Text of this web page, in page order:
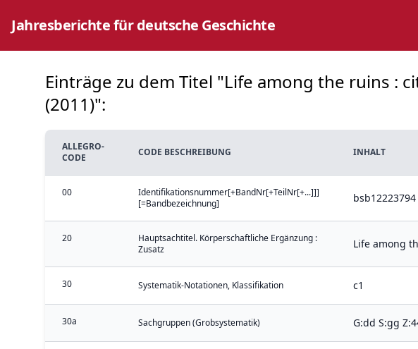
Jahresberichte für deutsche Geschichte
Einträge zu dem Titel "Life among the ruins :
(2011)":
ALLEGRO-
CODE
CODE BESCHREIBUNG INHALT
00
Identifikationsnummer[+BandNr[+TeilNr[+...]]]
[=Bandbezeichnung]
bsb12223794
20
Hauptsachtitel. Körperschaftliche Ergänzung :
Zusatz
Life among
30 Systematik-Notationen, Klassifikation c1
30a Sachgruppen (Grobsystematik) G:dd S:gg